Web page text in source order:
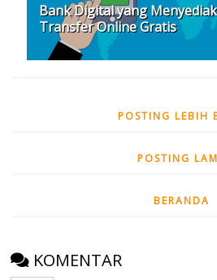
Bank Digital yang
Transfer Online Gratis
POSTING LEBIH
POSTING
BERANDA
KOMENTAR